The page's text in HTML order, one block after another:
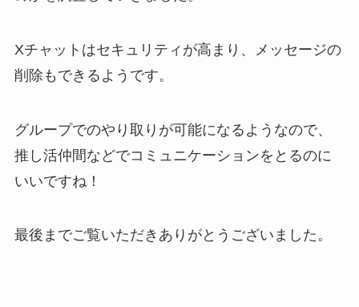
Xチャットはセキュリティが高まり、メッセージの
削除もできるようです。
グループでのやり取りが可能になるようなので、
推し活仲間などでコミュニケーションをとるのに
いいですね！
最後までご覧いただきありがとうございました。